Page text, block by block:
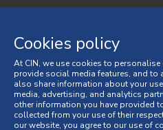
Regulamin
Ogólne Warunki Sprzedaży
Spory Konsumenckie
Cookies policy
At CIN, we use cookies to
provide social media features, and to
also share information about your
media, advertising, and analytics
other information you have provided
collected from your use of their
our website, you agree to our use of